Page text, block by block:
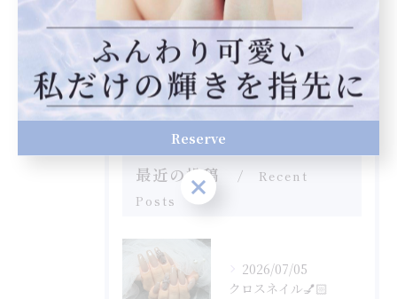
フット
自爪育成
フィルイン
最近の投稿
Recent
Posts
2026/07/05
クロスネイル💅🏻
Reserve
Reserve